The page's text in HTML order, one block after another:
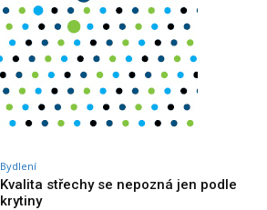
Bydlení
Kvalita střechy se nepozná jen podle
krytiny